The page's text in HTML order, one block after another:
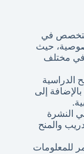
متخصص في
حيث
في مختلف
الدراسية
إلى
النشرة
والمنح
للمعلومات